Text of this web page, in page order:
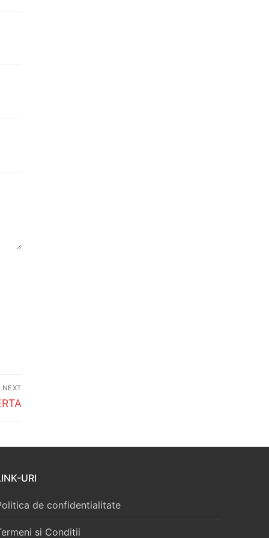
NEXT
URI
de confidentialitate
si Conditii